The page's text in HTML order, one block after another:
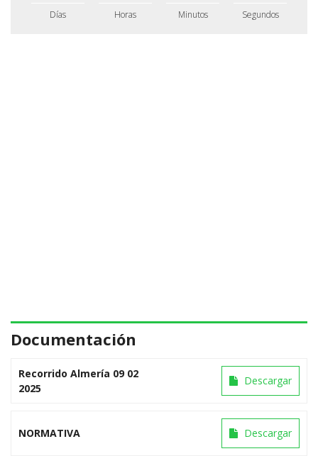
Días Horas Minutos Segundos
Documentación
Recorrido Almería 09 02
2025
Descargar
NORMATIVA Descargar